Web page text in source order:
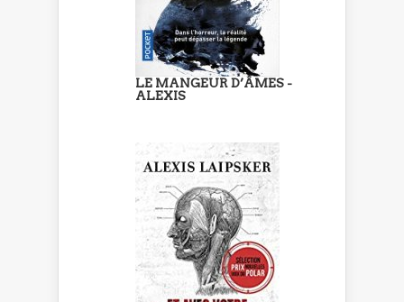
LE MANGEUR D’ÂMES -
ALEXIS